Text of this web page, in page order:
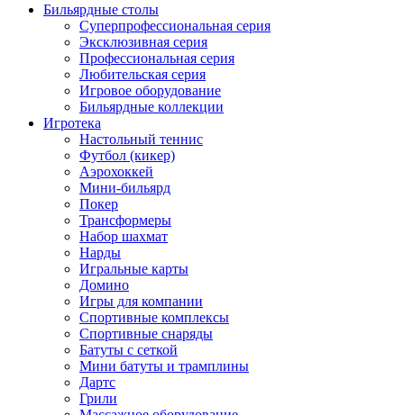
Бильярдные столы
Суперпрофессиональная серия
Эксклюзивная серия
Профессиональная серия
Любительская серия
Игровое оборудование
Бильярдные коллекции
Игротека
Настольный теннис
Футбол (кикер)
Аэрохоккей
Мини-бильярд
Покер
Трансформеры
Набор шахмат
Нарды
Игральные карты
Домино
Игры для компании
Спортивные комплексы
Спортивные снаряды
Батуты с сеткой
Мини батуты и трамплины
Дартс
Грили